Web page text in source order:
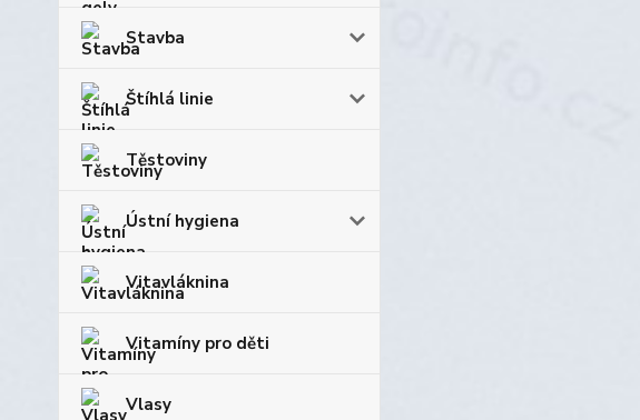
Stavba
Štíhlá linie
Těstoviny
Ústní hygiena
Vitavláknina
Vitamíny pro děti
Vlasy